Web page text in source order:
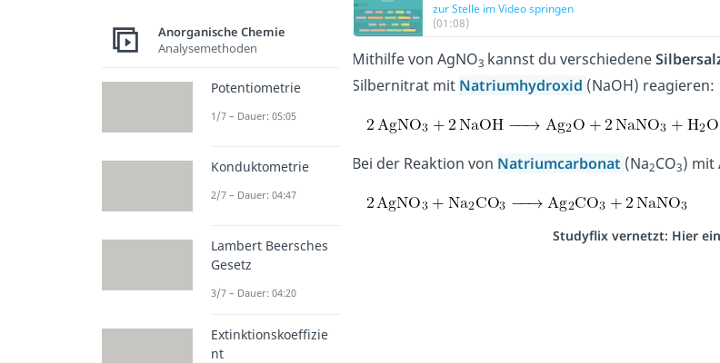
zur Stelle im Video springen
(01:08)
Mithilfe von AgNO3 kannst du verschiedene
Silbernitrat mit Natriumhydroxid (NaOH) reagieren:
Bei der Reaktion von Natriumcarbonat (Na2CO3) mit
Studyflix vernetzt: Hier
Anorganische Chemie
Analysemethoden
Potentiometrie
1/7 – Dauer: 05:05
Konduktometrie
2/7 – Dauer: 04:47
Lambert Beersches
Gesetz
3/7 – Dauer: 04:20
Extinktionskoeffizie
nt